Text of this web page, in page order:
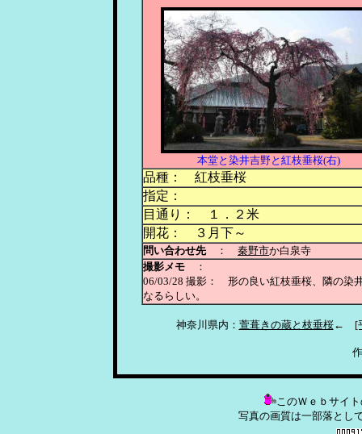
本堂と染井吉野と紅枝垂桜(右)
品種： 紅枝垂桜
指定：
目通り： １．２米
開花： ３月下～
問い合わせ先： 秦野市か白泉寺
撮影メモ ：
06/03/28 撮影： 形の良い紅枝垂桜、隣の染
なるらしい。
神奈川県内： 萱葺きの蔵と枝垂桜← [
このＷｅｂサイ
写真の画質は一部落とし